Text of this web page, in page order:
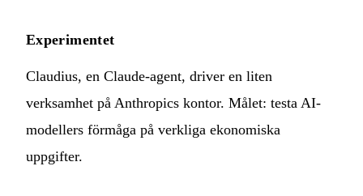
Experimentet
Claudius, en Claude-agent, driver en liten
verksamhet på Anthropics kontor. Målet: testa AI-
modellers förmåga på verkliga ekonomiska
uppgifter.